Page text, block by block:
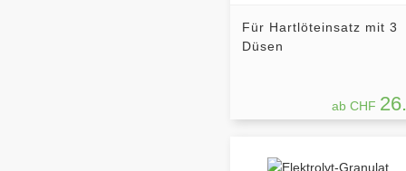
Für Hartlöteinsatz mit 3
Düsen
ab CHF